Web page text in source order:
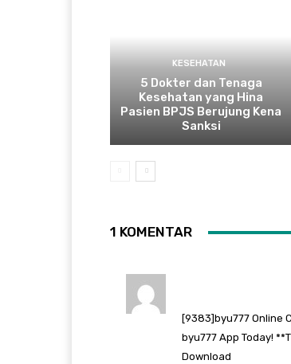
KESEHATAN
5 Dokter dan Tenaga
Kesehatan yang Hina
Pasien BPJS Berujung Kena
Sanksi
1 KOMENTAR
[9383]byu777 Online
byu777 App Today!
Download